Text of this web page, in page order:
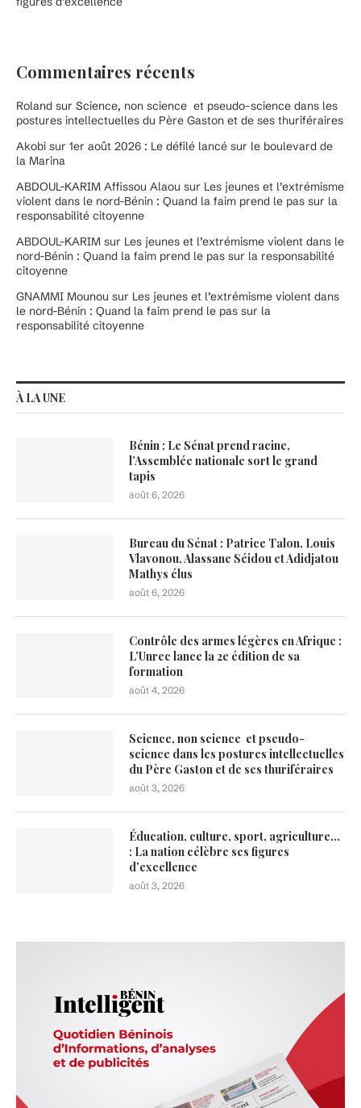
Commentaires récents
Roland sur Science, non science et pseudo-science dans les
postures intellectuelles du Père Gaston et de ses thuriféraires
Akobi sur 1er août 2026 : Le défilé lancé sur le boulevard de
la Marina
ABDOUL-KARIM Affissou Alaou sur Les jeunes et l’extrémisme
violent dans le nord-Bénin : Quand la faim prend le pas sur la
responsabilité citoyenne
ABDOUL-KARIM sur Les jeunes et l’extrémisme violent dans le
nord-Bénin : Quand la faim prend le pas sur la responsabilité
citoyenne
GNAMMI Mounou sur Les jeunes et l’extrémisme violent dans
le nord-Bénin : Quand la faim prend le pas sur la
responsabilité citoyenne
À LA UNE
Bénin : Le Sénat prend racine,
l’Assemblée nationale sort le grand
tapis
août 6, 2026
Bureau du Sénat : Patrice Talon, Louis
Vlavonou, Alassane Séidou et Adidjatou
Mathys élus
août 6, 2026
Contrôle des armes légères en Afrique :
L’Unrec lance la 2e édition de sa
formation
août 4, 2026
Science, non science et pseudo-
science dans les postures intellectuelles
du Père Gaston et de ses thuriféraires
août 3, 2026
Éducation, culture, sport, agriculture…
: La nation célèbre ses figures
d’excellence
août 3, 2026